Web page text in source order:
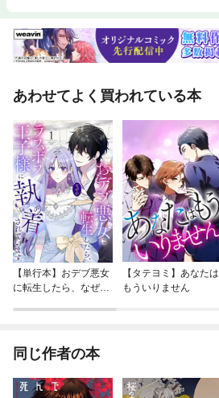
あわせてよく買われている本
【単行本】おデブ悪女
に転生したら、なぜか
【タテヨミ】あなたは
もういりません
同じ作者の本